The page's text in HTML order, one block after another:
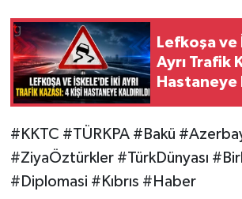
Lefkoşa ve
Ayrı Trafik
Hastaneye
#KKTC #TÜRKPA #Bakü
#ZiyaÖztürkler #TürkDünyası
#Diplomasi #Kıbrıs #Haber